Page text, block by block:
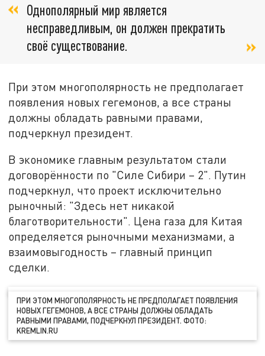
Однополярный мир является
несправедливым, он должен прекратить
своё существование.
При этом многополярность не предполагает
появления новых гегемонов, а все страны
должны обладать равными правами,
подчеркнул президент.
В экономике главным результатом стали
договорённости по "Силе Сибири – 2". Путин
подчеркнул, что проект исключительно
рыночный: "Здесь нет никакой
благотворительности". Цена газа для Китая
определяется рыночными механизмами, а
взаимовыгодность – главный принцип
сделки.
ПРИ ЭТОМ МНОГОПОЛЯРНОСТЬ НЕ ПРЕДПОЛАГАЕТ ПОЯВЛЕНИЯ
НОВЫХ ГЕГЕМОНОВ, А ВСЕ СТРАНЫ ДОЛЖНЫ ОБЛАДАТЬ
РАВНЫМИ ПРАВАМИ, ПОДЧЕРКНУЛ ПРЕЗИДЕНТ. ФОТО:
KREMLIN.RU